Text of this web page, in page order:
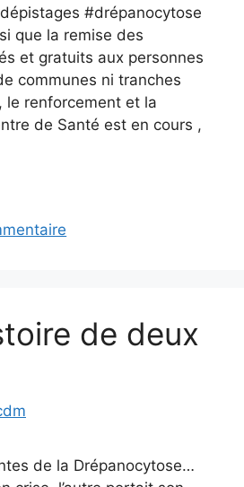
#drépanocytose
que la remise des
et gratuits aux personnes
communes ni tranches
le renforcement et la
de Santé est en cours ,
de deux
de la Drépanocytose…